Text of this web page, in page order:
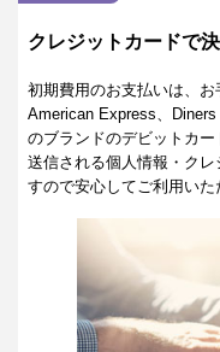
クレジットカードで
初期費用のお支払いは、お
American Express、
のブランドのデビットカー
送信される個人情報・ク
すので安心してご利用いた